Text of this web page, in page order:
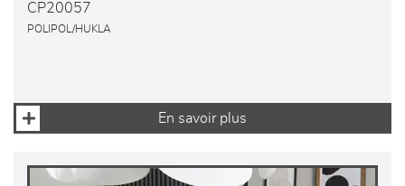
CP20057
POLIPOL/HUKLA
En savoir plus